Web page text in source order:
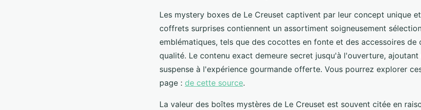
Les mystery boxes de Le Creuset captivent par leur concept unique
coffrets surprises contiennent un assortiment soigneusement
emblématiques, tels que des cocottes en fonte et des accessoires de
qualité. Le contenu exact demeure secret jusqu'à l'ouverture,
suspense à l'expérience gourmande offerte. Vous pourrez explorer
page : de cette source.
La valeur des boîtes mystères de Le Creuset est souvent citée en